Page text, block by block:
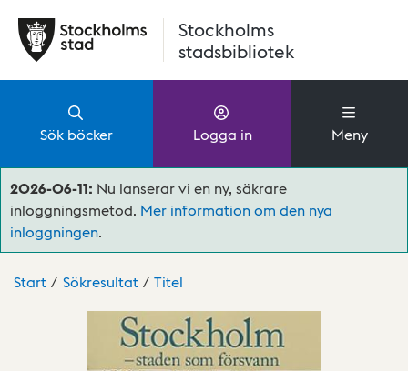
Stockholms
stadsbibliotek
Sök böcker Logga in Meny
2026-06-11: Nu lanserar vi en ny, säkrare
inloggningsmetod. Mer information om den nya
inloggningen.
Start Sökresultat Titel